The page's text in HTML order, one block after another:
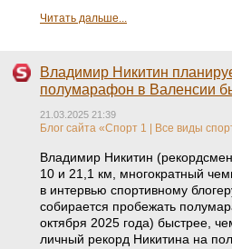
Читать дальше...
Владимир Никитин
полумарафон в Валенсии
21.03.2025 21:39
Блог сайта «Спорт 1 | Все виды
Владимир Никитин
10 и 21,1 км, многократный
в интервью спортивному
собирается пробежать
октября 2025 года) быстрее,
личный рекорд Никитина на